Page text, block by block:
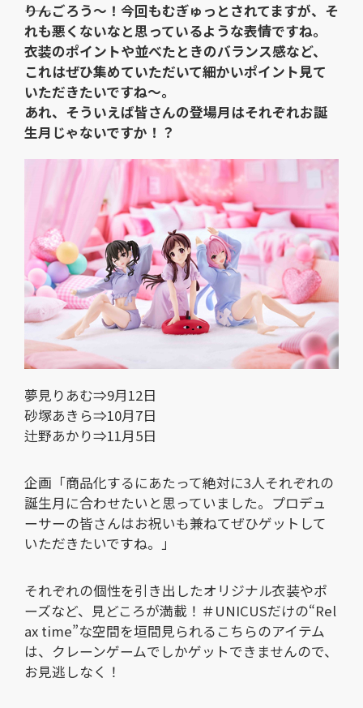
――りんごろう～！今回もむぎゅっとされてますが、そ
れも悪くないなと思っているような表情ですね。
衣装のポイントや並べたときのバランス感など、
これはぜひ集めていただいて細かいポイント見て
いただきたいですね～。
あれ、そういえば皆さんの登場月はそれぞれお誕
生月じゃないですか！？
夢見りあむ⇒9月12日
砂塚あきら⇒10月7日
辻野あかり⇒11月5日
企画「商品化するにあたって絶対に3人それぞれの
誕生月に合わせたいと思っていました。プロデュ
ーサーの皆さんはお祝いも兼ねてぜひゲットして
いただきたいですね。」
それぞれの個性を引き出したオリジナル衣装やポ
ーズなど、見どころが満載！＃UNICUSだけの“Rel
ax time”な空間を垣間見られるこちらのアイテム
は、クレーンゲームでしかゲットできませんので、
お見逃しなく！